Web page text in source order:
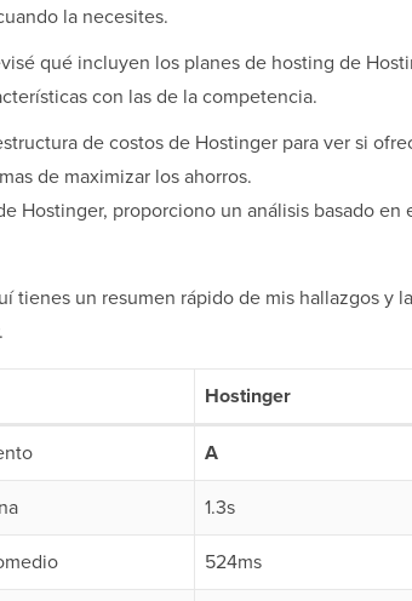
la necesites.
qué incluyen los planes de hosting de
con las de la competencia.
de costos de Hostinger para ver si
de maximizar los ahorros.
Hostinger, proporciono un análisis basado
tienes un resumen rápido de mis hallazgos y
Hostinger
A
1.3s
524ms